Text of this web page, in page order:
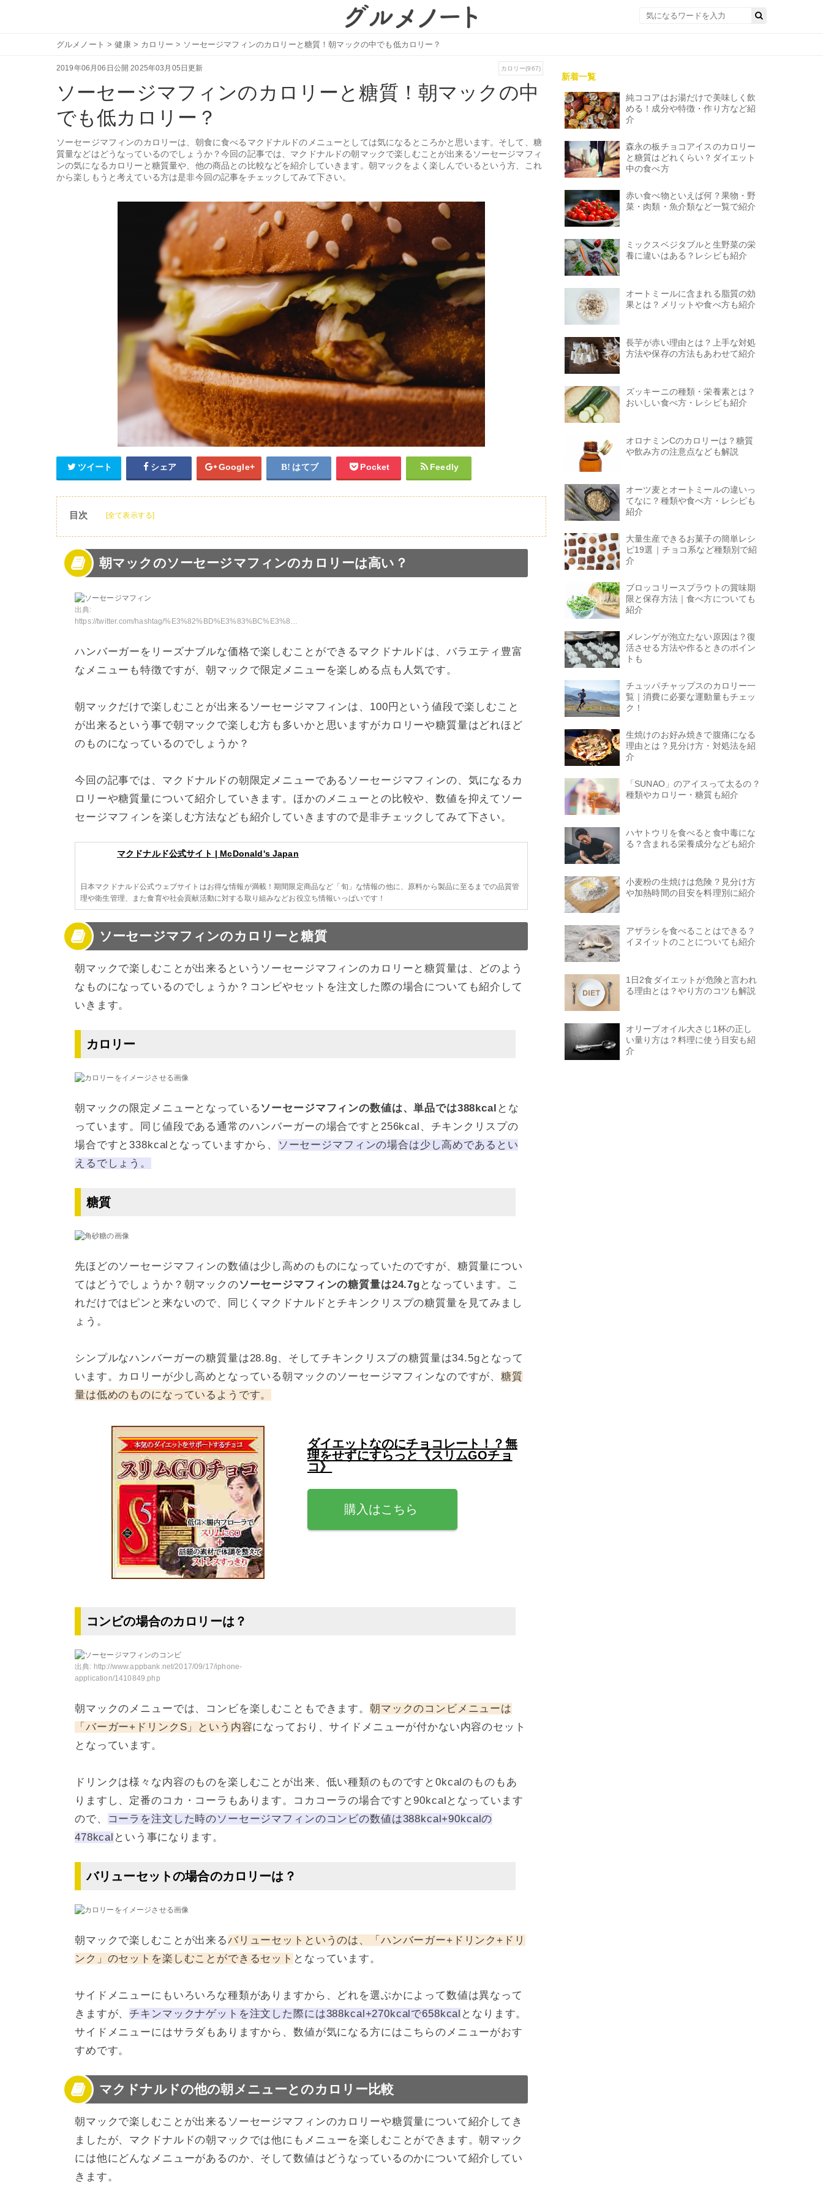
グルメノート >健康 > カロリー > ソーセージマフィンのカロリーと糖質！朝マックの中でも低カロリー？
2019年06月06日公開 2025年03月05日更新 カロリー(967)
ソーセージマフィンのカロリーと糖質！朝マックの中
でも低カロリー？
ソーセージマフィンのカロリーは、朝食に食べるマクドナルドのメニューとしては気になるところかと思います。そして、糖
質量などはどうなっているのでしょうか？今回の記事では、マクドナルドの朝マックで楽しむことが出来るソーセージマフィ
ンの気になるカロリーと糖質量や、他の商品との比較などを紹介していきます。朝マックをよく楽しんでいるという方、これ
から楽しもうと考えている方は是非今回の記事をチェックしてみて下さい。
ツイート シェア Google+ はてブ Pocket Feedly
目次 [全て表示する]
3 マクドナルドの他の朝メニューとのカロリー比較
4 ソーセージマフィンのカロリーを抑えるには？
5 ソーセージマフィンのカロリーは意外と高め！？
朝マックのソーセージマフィンのカロリーは高い？
出典:
https://twitter.com/hashtag/%E3%82%BD%E3%83%BC%E3%82%BB%E3%83%BC%E3%82%B8%E3%83%9E%E3%83%95%E3%82%A3%E3%83%B3
ハンバーガーをリーズナブルな価格で楽しむことができるマクドナルドは、バラエティ豊富
なメニューも特徴ですが、朝マックで限定メニューを楽しめる点も人気です。
朝マックだけで楽しむことが出来るソーセージマフィンは、100円という値段で楽しむこと
が出来るという事で朝マックで楽しむ方も多いかと思いますがカロリーや糖質量はどれほど
のものになっているのでしょうか？
今回の記事では、マクドナルドの朝限定メニューであるソーセージマフィンの、気になるカ
ロリーや糖質量について紹介していきます。ほかのメニューとの比較や、数値を抑えてソー
セージマフィンを楽しむ方法なども紹介していきますので是非チェックしてみて下さい。
マクドナルド公式サイト | McDonald's Japan
日本マクドナルド公式ウェブサイトはお得な情報が満載！期間限定商品など「旬」な情報の他に、原料から製品に至るまでの品質管
理や衛生管理、また食育や社会貢献活動に対する取り組みなどお役立ち情報いっぱいです！
ソーセージマフィンのカロリーと糖質
朝マックで楽しむことが出来るというソーセージマフィンのカロリーと糖質量は、どのよう
なものになっているのでしょうか？コンビやセットを注文した際の場合についても紹介して
いきます。
カロリー
朝マックの限定メニューとなっている ソーセージマフィンの数値は、単品では388kcal とな
っています。同じ値段である通常のハンバーガーの場合ですと256kcal、チキンクリスプの
場合ですと338kcalとなっていますから、
ソーセージマフィンの場合は少し高めであるとい
えるでしょう。
糖質
先ほどのソーセージマフィンの数値は少し高めのものになっていたのですが、糖質量につい
てはどうでしょうか？朝マックのソーセージマフィンの糖質量は24.7g となっています。こ
れだけではピンと来ないので、同じくマクドナルドとチキンクリスプの糖質量を見てみまし
ょう。
シンプルなハンバーガーの糖質量は28.8g、そしてチキンクリスプの糖質量は34.5gとなって
います。カロリーが少し高めとなっている朝マックのソーセージマフィンなのですが、糖質
量は低めのものになっているようです。
ダイエットなのにチョコレート！？無
理をせずにすらっと《スリムGOチョ
コ》
購入はこちら
コンビの場合のカロリーは？
出典: http://www.appbank.net/2017/09/17/iphone-
application/1410849.php
朝マックのメニューでは、コンビを楽しむこともできます。 朝マックのコンビメニューは
「バーガー+ドリンクS」という内容になっており、サイドメニューが付かない内容のセット
となっています。
ドリンクは様々な内容のものを楽しむことが出来、低い種類のものですと0kcalのものもあ
りますし、定番のコカ・コーラもあります。コカコーラの場合ですと90kcalとなっています
ので、
コーラを注文した時のソーセージマフィンのコンビの数値は388kcal+90kcalの
478kcal という事になります。
バリューセットの場合のカロリーは？
朝マックで楽しむことが出来るバリューセットというのは、「ハンバーガー+ドリンク+ドリ
ンク」のセットを楽しむことができるセット となっています。
サイドメニューにもいろいろな種類がありますから、どれを選ぶかによって数値は異なって
きますが、 チキンマックナゲットを注文した際には388kcal+270kcalで658kcal となります。
サイドメニューにはサラダもありますから、数値が気になる方にはこちらのメニューがおす
すめです。
マクドナルドの他の朝メニューとのカロリー比較
朝マックで楽しむことが出来るソーセージマフィンのカロリーや糖質量について紹介してき
ましたが、マクドナルドの朝マックでは他にもメニューを楽しむことができます。朝マック
には他にどんなメニューがあるのか、そして数値はどうなっているのかについて紹介してい
きます。
新着一覧
純ココアはお湯だけで美味しく飲
める！成分や特徴・作り方など紹
介
森永の板チョコアイスのカロリー
と糖質はどれくらい？ダイエット
中の食べ方
赤い食べ物といえば何？果物・野
菜・肉類・魚介類など一覧で紹介
ミックスベジタブルと生野菜の栄
養に違いはある？レシピも紹介
オートミールに含まれる脂質の効
果とは？メリットや食べ方も紹介
長芋が赤い理由とは？上手な対処
方法や保存の方法もあわせて紹介
ズッキーニの種類・栄養素とは？
おいしい食べ方・レシピも紹介
オロナミンCのカロリーは？糖質
や飲み方の注意点なども解説
オーツ麦とオートミールの違いっ
てなに？種類や食べ方・レシピも
紹介
大量生産できるお菓子の簡単レシ
ピ19選｜チョコ系など種類別で紹
介
ブロッコリースプラウトの賞味期
限と保存方法｜食べ方についても
紹介
メレンゲが泡立たない原因は？復
活させる方法や作るときのポイン
トも
チュッパチャップスのカロリー一
覧｜消費に必要な運動量もチェッ
ク！
生焼けのお好み焼きで腹痛になる
理由とは？見分け方・対処法を紹
介
「SUNAO」のアイスって太るの？
種類やカロリー・糖質も紹介
ハヤトウリを食べると食中毒にな
る？含まれる栄養成分なども紹介
小麦粉の生焼けは危険？見分け方
や加熱時間の目安を料理別に紹介
アザラシを食べることはできる？
イヌイットのことについても紹介
1日2食ダイエットが危険と言われ
る理由とは？やり方のコツも解説
オリーブオイル大さじ1杯の正し
い量り方は？料理に使う目安も紹
介